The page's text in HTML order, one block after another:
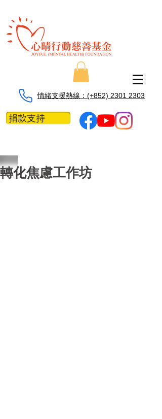
情緒支援熱線：​​(+852) 2301 2303
捐款支持
轉化焦慮工作坊